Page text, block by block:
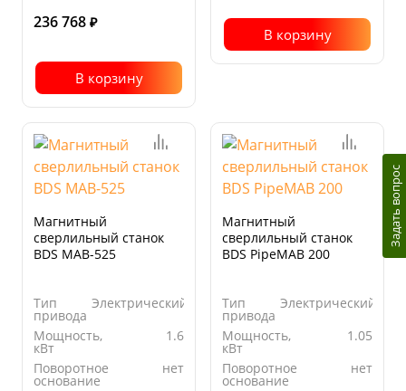
236 768 ₽
В корзину
В корзину
Магнитный
сверлильный станок
BDS MAB-525
Тип
привода
Электрический
Мощность,
кВт
1.6
Поворотное
основание
нет
Магнитный
сверлильный станок
BDS PipeMAB 200
Тип
привода
Электрический
Мощность,
кВт
1.05
Поворотное
основание
нет
Задать вопрос